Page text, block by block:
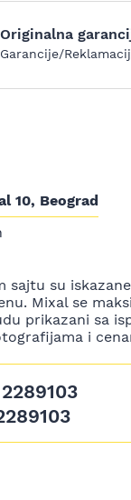
Originalna
Garancije/
10, Beograd
sajtu su
Mixal se
prikazani sa
i